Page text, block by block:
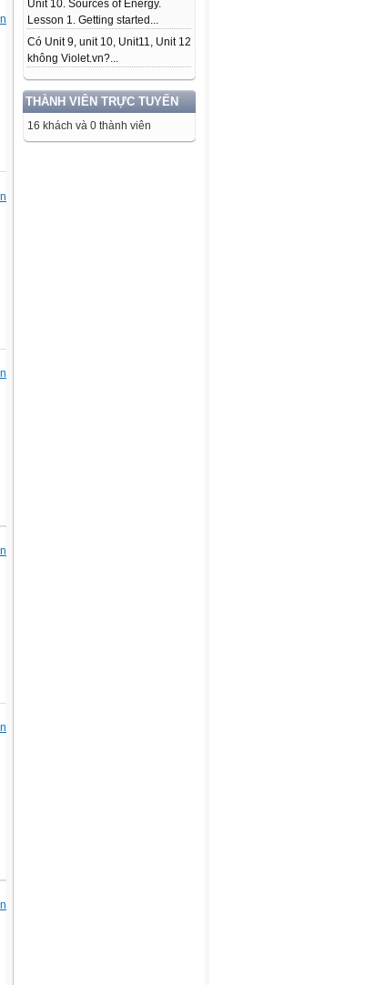
Unit 10. Sources of Energy.
Lesson 1. Getting started...
Có Unit 9, unit 10, Unit11, Unit 12
không Violet.vn?...
THÀNH VIÊN TRỰC TUYẾN
16 khách và 0 thành viên